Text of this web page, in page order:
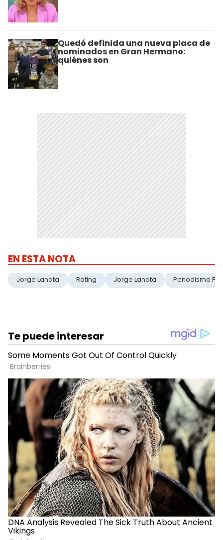
Quedó definida una nueva placa de
nominados en Gran Hermano:
quiénes son
EN ESTA NOTA
Jorge Lanata Rating Jorge Lanata Periodismo